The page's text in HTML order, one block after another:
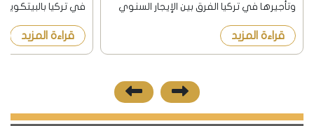
في تركيا بالبيتكوين والعملات الرقمية كيف
الرقمية شقق مناسبة للشراء بالبي...
قراءة المزيد
من العقارات في
حساب العائد على
قراءة المزيد